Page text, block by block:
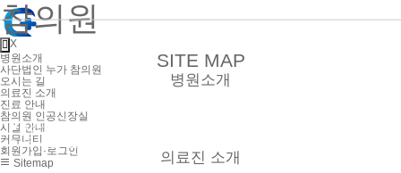
참의원
병원소개
사단법인 누가 참의원
오시는 길
의료진 소개
진료 안내
참의원 인공신장실
시설 안내
커뮤니티
회원가입·로그인
Sitemap
X
SITE MAP
병원소개
● 사단법인 누가 참의원
● 오시는 길
의료진 소개